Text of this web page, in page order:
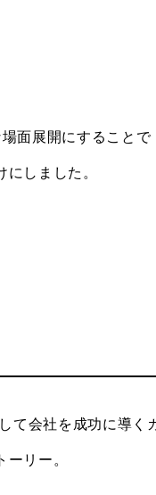
面展開にすることで
しました。
会社を成功に導く
リー。